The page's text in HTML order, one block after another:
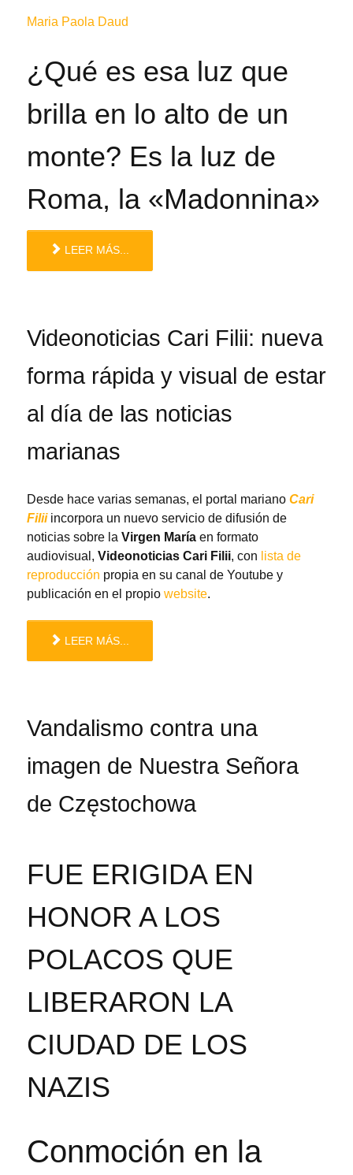
Maria Paola Daud
¿Qué es esa luz que
brilla en lo alto de un
monte? Es la luz de
Roma, la «Madonnina»
LEER MÁS...
Videonoticias Cari Filii: nueva
forma rápida y visual de estar
al día de las noticias
marianas
Desde hace varias semanas, el portal mariano Cari
Filii incorpora un nuevo servicio de difusión de
noticias sobre la Virgen María en formato
audiovisual, Videonoticias Cari Filii, con lista de
reproducción propia en su canal de Youtube y
publicación en el propio website.
LEER MÁS...
Vandalismo contra una
imagen de Nuestra Señora
de Częstochowa
FUE ERIGIDA EN
HONOR A LOS
POLACOS QUE
LIBERARON LA
CIUDAD DE LOS
NAZIS
Conmoción en la